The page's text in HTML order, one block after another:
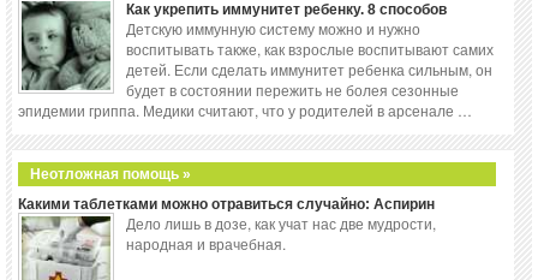
Как укрепить иммунитет ребенку. 8 способов
Детскую иммунную систему можно и нужно
воспитывать также, как взрослые воспитывают самих
детей. Если сделать иммунитет ребенка сильным, он
будет в состоянии пережить не болея сезонные
эпидемии гриппа. Медики считают, что у родителей в арсенале …
Неотложная помощь »
Какими таблетками можно отравиться случайно: Аспирин
Дело лишь в дозе, как учат нас две мудрости,
народная и врачебная.